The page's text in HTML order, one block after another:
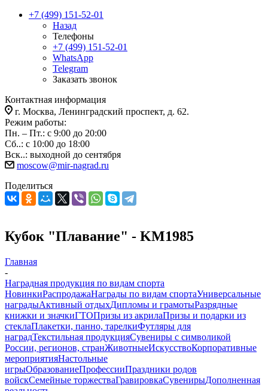
+7 (499) 151-52-01
Назад
Телефоны
+7 (499) 151-52-01
WhatsApp
Telegram
Заказать звонок
Контактная информация
г. Москва, Ленинградский проспект, д. 62.
Режим работы:
Пн. – Пт.: с 9:00 до 20:00
Сб..: с 10:00 до 18:00
Вск..: выходной до сентября
moscow@mir-nagrad.ru
Поделиться
Кубок "Плавание" - KM1985
Главная
-
Наградная продукция по видам спорта
НовинкиРаспродажаНаграды по видам спортаУниверсальные
наградыАктивный отдыхДипломы и грамотыРазрядные
книжки и значкиГТОПризы из акрилаПризы и подарки из
стеклаПлакетки, панно, тарелкиФутляры для
наградТекстильная продукцияСувениры с символикой
России, регионов, странЖивотныеИскусствоКорпоративные
мероприятияНастольные
игрыОбразованиеПрофессииПраздники родов
войскСемейные торжестваГравировкаСувенирыДополненная